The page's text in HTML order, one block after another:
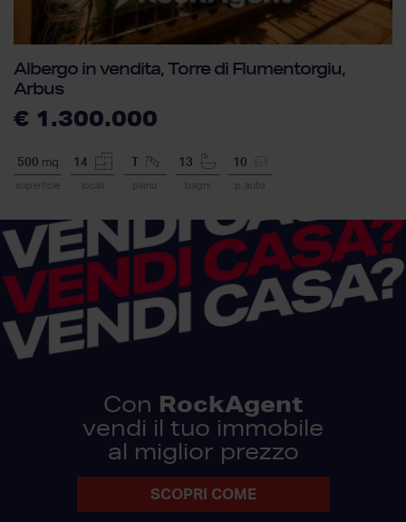
Albergo in vendita, Torre di Flumentorgiu,
Arbus
€ 1.300.000
500 mq
superficie
14
locali piano
13
bagni
10
p. auto
Con RockAgent
vendi il tuo immobile
al miglior prezzo
SCOPRI COME